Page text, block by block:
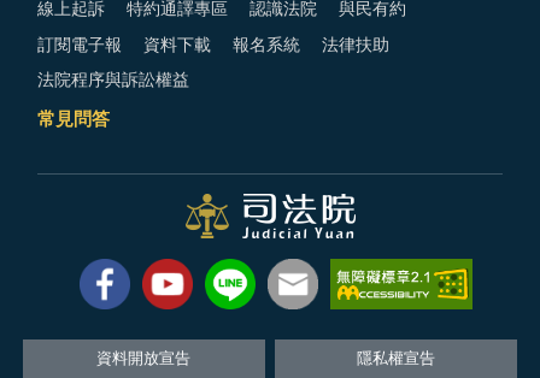
線上起訴 特約通譯專區 認識法院 與民有約
訂閱電子報 資料下載 報名系統 法律扶助
法院程序與訴訟權益
常見問答
資料開放宣告 隱私權宣告